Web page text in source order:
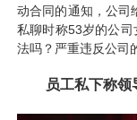
动合同的通知，公司
私聊时称53岁的公司
法吗？严重违反公司
员工私下称领